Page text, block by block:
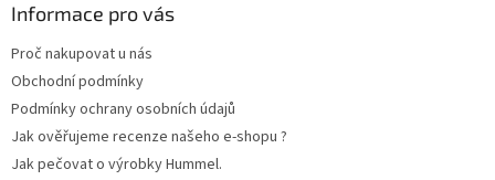
Informace pro vás
Proč nakupovat u nás
Obchodní podmínky
Podmínky ochrany osobních údajů
Jak ověřujeme recenze našeho e-shopu ?
Jak pečovat o výrobky Hummel.